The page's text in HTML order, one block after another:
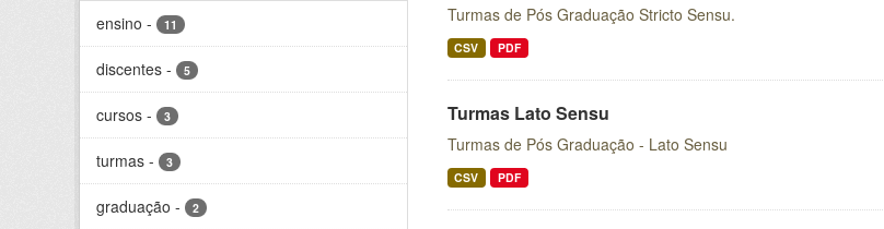
ensino - 11
discentes - 5
cursos - 3
turmas - 3
graduação - 2
Turmas de Pós Graduação Stricto Sensu.
CSV PDF
Turmas Lato Sensu
Turmas de Pós Graduação - Lato Sensu
CSV PDF